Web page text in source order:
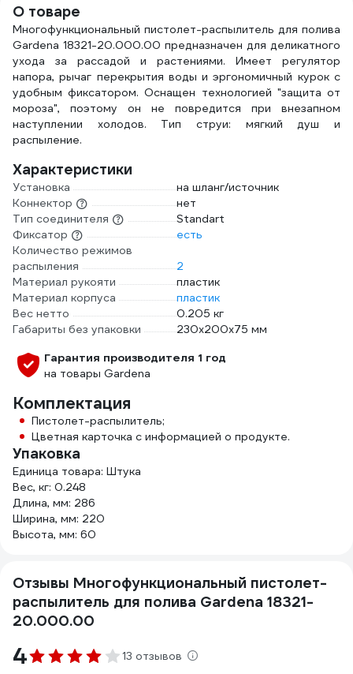
О товаре
Многофункциональный пистолет-распылитель для полива
Gardena 18321-20.000.00 предназначен для деликатного
ухода за рассадой и растениями. Имеет регулятор
напора, рычаг перекрытия воды и эргономичный курок с
удобным фиксатором. Оснащен технологией "защита от
мороза", поэтому он не повредится при внезапном
наступлении холодов. Тип струи: мягкий душ и
распыление.
Характеристики
Установка
на шланг/источник
Коннектор
нет
Тип соединителя
Standart
Фиксатор
есть
Количество режимов
распыления
2
Материал рукояти
пластик
Материал корпуса
пластик
Вес нетто
0.205 кг
Габариты без упаковки
230х200х75 мм
Гарантия производителя 1 год
на товары Gardena
Комплектация
Пистолет-распылитель;
Цветная карточка с информацией о продукте.
Упаковка
Единица товара: Штука
Вес, кг: 0.248
Длина, мм: 286
Ширина, мм: 220
Высота, мм: 60
Отзывы Многофункциональный пистолет-
распылитель для полива Gardena 18321-
20.000.00
4 13 отзывов